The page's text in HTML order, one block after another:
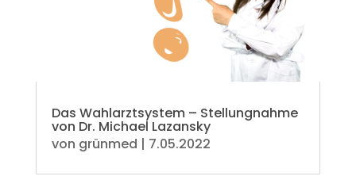
Das Wahlarztsystem – Stellungnahme
von Dr. Michael Lazansky
von grünmed | 7.05.2022